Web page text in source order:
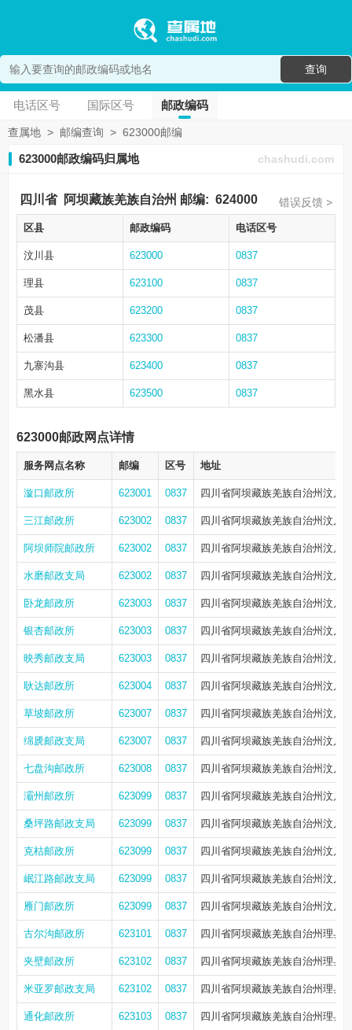
查询
电话区号 国际区号 邮政编码
查属地 > 邮编查询 > 623000邮编
623000邮政编码归属地 chashudi.com
四川省 阿坝藏族羌族自治州 邮编: 624000 错误反馈 >
区县 邮政编码 电话区号
汶川县 623000 0837
理县 623100 0837
茂县 623200 0837
松潘县 623300 0837
九寨沟县 623400 0837
黑水县 623500 0837
623000邮政网点详情
服务网点名称 邮编 区号 地址
漩口邮政所 623001 0837 四川省阿坝藏族羌族自治州汶川
三江邮政所 623002 0837 四川省阿坝藏族羌族自治州汶川
阿坝师院邮政所 623002 0837 四川省阿坝藏族羌族自治州汶川
水磨邮政支局 623002 0837 四川省阿坝藏族羌族自治州汶川
卧龙邮政所 623003 0837 四川省阿坝藏族羌族自治州汶川
银杏邮政所 623003 0837 四川省阿坝藏族羌族自治州汶川
映秀邮政支局 623003 0837 四川省阿坝藏族羌族自治州汶川
耿达邮政所 623004 0837 四川省阿坝藏族羌族自治州汶川
草坡邮政所 623007 0837 四川省阿坝藏族羌族自治州汶川
绵虒邮政支局 623007 0837 四川省阿坝藏族羌族自治州汶川
七盘沟邮政所 623008 0837 四川省阿坝藏族羌族自治州汶川
灞州邮政所 623099 0837 四川省阿坝藏族羌族自治州汶川
桑坪路邮政支局 623099 0837 四川省阿坝藏族羌族自治州汶川
克枯邮政所 623099 0837 四川省阿坝藏族羌族自治州汶川
岷江路邮政支局 623099 0837 四川省阿坝藏族羌族自治州汶川
雁门邮政所 623099 0837 四川省阿坝藏族羌族自治州汶川
古尔沟邮政所 623101 0837 四川省阿坝藏族羌族自治州理县
夹壁邮政所 623102 0837 四川省阿坝藏族羌族自治州理县
米亚罗邮政支局 623102 0837 四川省阿坝藏族羌族自治州理县
通化邮政所 623103 0837 四川省阿坝藏族羌族自治州理县